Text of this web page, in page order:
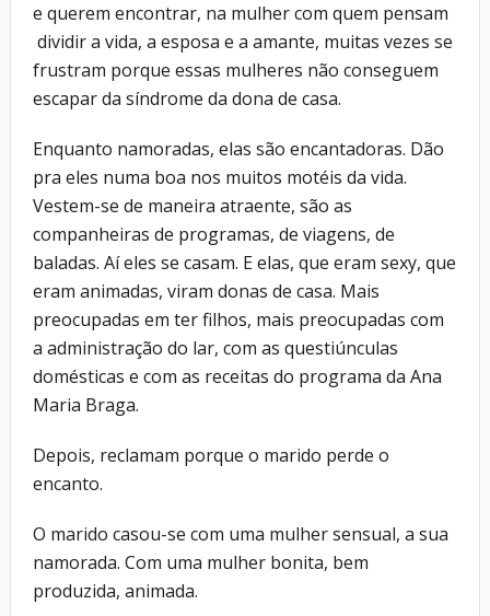
e querem encontrar, na mulher com quem pensam
dividir a vida, a esposa e a amante, muitas vezes se
frustram porque essas mulheres não conseguem
escapar da síndrome da dona de casa.
Enquanto namoradas, elas são encantadoras. Dão
pra eles numa boa nos muitos motéis da vida.
Vestem-se de maneira atraente, são as
companheiras de programas, de viagens, de
baladas. Aí eles se casam. E elas, que eram sexy, que
eram animadas, viram donas de casa. Mais
preocupadas em ter filhos, mais preocupadas com
a administração do lar, com as questiúnculas
domésticas e com as receitas do programa da Ana
Maria Braga.
Depois, reclamam porque o marido perde o
encanto.
O marido casou-se com uma mulher sensual, a sua
namorada. Com uma mulher bonita, bem
produzida, animada.